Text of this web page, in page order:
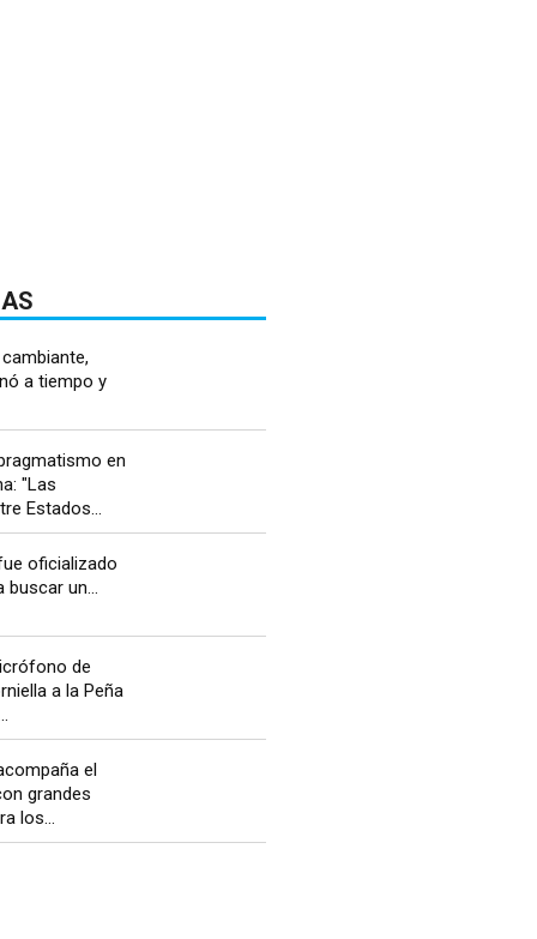
a tiempo y
en
"Las
Estados...
oficializado
buscar un...
de
a la Peña
el
grandes
los...